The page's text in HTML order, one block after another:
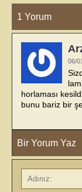
1 Yorum
06/
horlaması
bunu bariz bir
Bir Yorum Yaz